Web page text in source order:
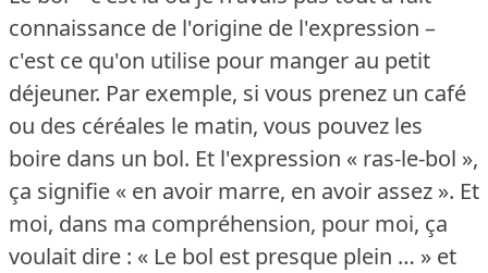
connaissance de l'origine de l'expression –
c'est ce qu'on utilise pour manger au petit
déjeuner. Par exemple, si vous prenez un café
ou des céréales le matin, vous pouvez les
boire dans un bol. Et l'expression « ras-le-bol »,
ça signifie « en avoir marre, en avoir assez ». Et
moi, dans ma compréhension, pour moi, ça
voulait dire : « Le bol est presque plein … » et